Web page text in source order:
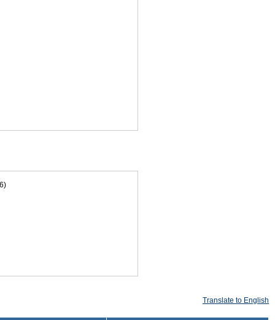
Translate to English